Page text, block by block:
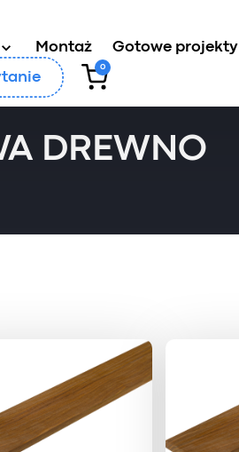
Montaż Gotowe projekty
0
tarasowa drewno
DREWNO